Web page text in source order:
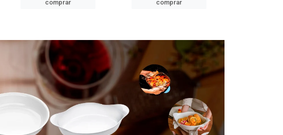
comprar
comprar